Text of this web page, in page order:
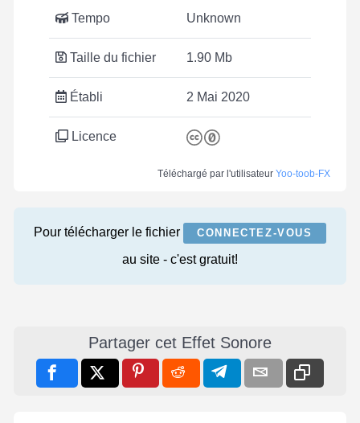
Tempo Unknown
Taille du fichier 1.90 Mb
Établi 2 Mai 2020
Licence
Téléchargé par l'utilisateur Yoo-toob-FX
Pour télécharger le fichier CONNECTEZ-VOUS
au site - c'est gratuit!
Partager cet Effet Sonore